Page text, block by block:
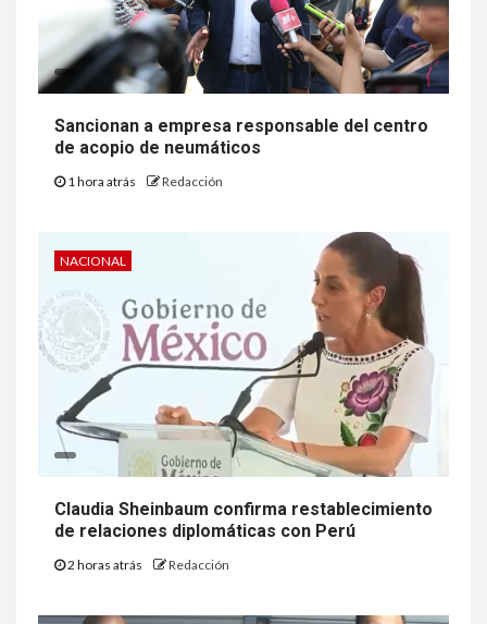
Sancionan a empresa responsable del centro
de acopio de neumáticos
1 hora atrás Redacción
NACIONAL
Claudia Sheinbaum confirma restablecimiento
de relaciones diplomáticas con Perú
2 horas atrás Redacción